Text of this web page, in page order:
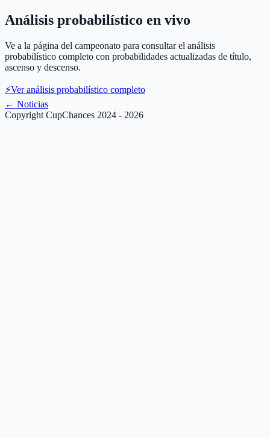
Análisis probabilístico en vivo
Ve a la página del campeonato para consultar el análisis
probabilístico completo con probabilidades actualizadas de título,
ascenso y descenso.
⚡Ver análisis probabilístico completo
← Noticias
Copyright CupChances 2024 - 2026